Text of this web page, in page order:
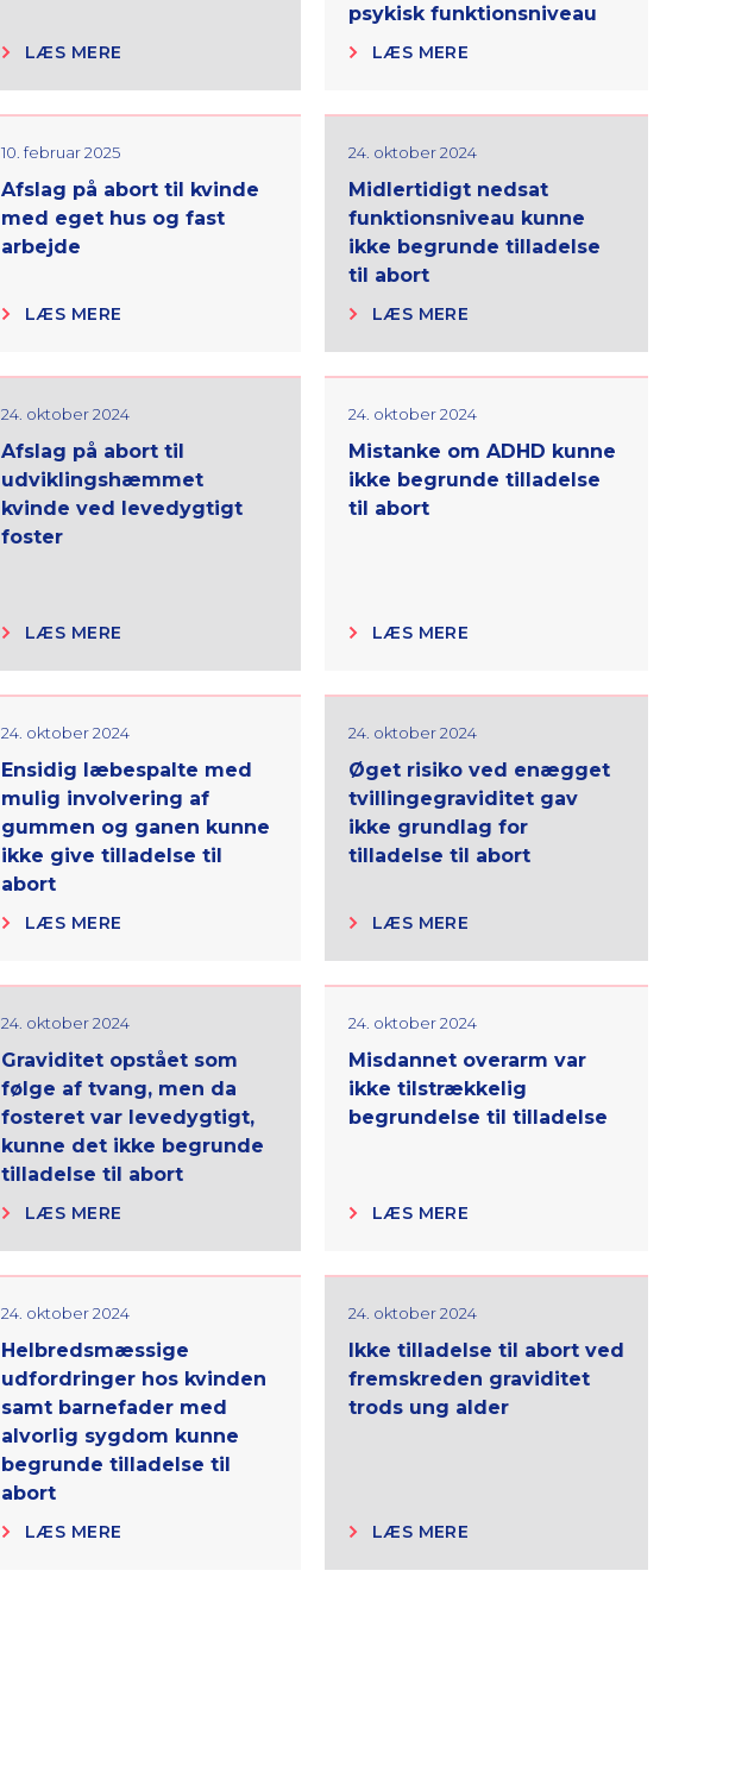
LÆS MERE
psykisk funktionsniveau
LÆS MERE
10. februar 2025
Afslag på abort til kvinde
med eget hus og fast
arbejde
LÆS MERE
24. oktober 2024
Midlertidigt nedsat
funktionsniveau kunne
ikke begrunde tilladelse
til abort
LÆS MERE
24. oktober 2024
Afslag på abort til
udviklingshæmmet
kvinde ved levedygtigt
foster
LÆS MERE
24. oktober 2024
Mistanke om ADHD kunne
ikke begrunde tilladelse
til abort
LÆS MERE
24. oktober 2024
Ensidig læbespalte med
mulig involvering af
gummen og ganen kunne
ikke give tilladelse til
abort
LÆS MERE
24. oktober 2024
Øget risiko ved enægget
tvillingegraviditet gav
ikke grundlag for
tilladelse til abort
LÆS MERE
24. oktober 2024
Graviditet opstået som
følge af tvang, men da
fosteret var levedygtigt,
kunne det ikke begrunde
tilladelse til abort
LÆS MERE
24. oktober 2024
Misdannet overarm var
ikke tilstrækkelig
begrundelse til tilladelse
LÆS MERE
24. oktober 2024
Helbredsmæssige
udfordringer hos kvinden
samt barnefader med
alvorlig sygdom kunne
begrunde tilladelse til
abort
LÆS MERE
24. oktober 2024
Ikke tilladelse til abort ved
fremskreden graviditet
trods ung alder
LÆS MERE